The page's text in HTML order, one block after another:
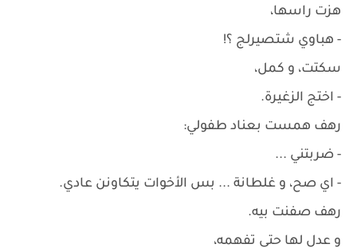
هزت راسها،
- هباوي شتصيرلج ؟!
سكتت، و كمل،
- اختج الزغيرة.
رهف همست بعناد طفولي:
- ضربتني ...
- اي صح، و غلطانة ... بس الأخوات يتكاونن عادي.
رهف صفنت بيه.
و عدل لها حتى تفهمه،